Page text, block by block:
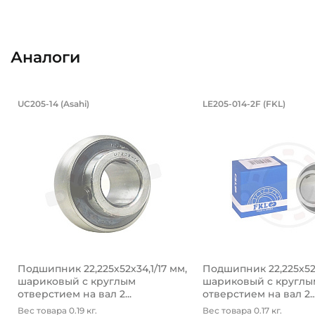
Аналоги
Подшипник 22,225х52х34,1/17 мм,
UC205-14 (Asahi)
Подшипник 22,225х52х34,1/17 мм,
шариковый с круглым
отверстием на вал 2...
Вес товара 0.19 кг.
Подшипник
LE205-014-2F (FKL)
Подшипник
шариковый с
отверстием на вал
Вес товара 0.17 кг.